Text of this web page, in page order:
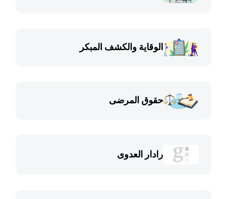
الوقاية والكشف المبكر
حقوق المرضى
رادار العدوى